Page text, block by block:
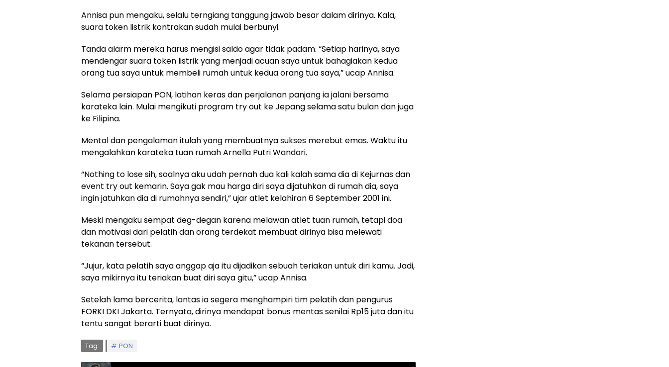
Annisa pun mengaku, selalu terngiang tanggung jawab besar dalam dirinya. Kala,
suara token listrik kontrakan sudah mulai berbunyi.
Tanda alarm mereka harus mengisi saldo agar tidak padam. “Setiap harinya, saya
mendengar suara token listrik yang menjadi acuan saya untuk bahagiakan kedua
orang tua saya untuk membeli rumah untuk kedua orang tua saya,” ucap Annisa.
Selama persiapan PON, latihan keras dan perjalanan panjang ia jalani bersama
karateka lain. Mulai mengikuti program try out ke Jepang selama satu bulan dan juga
ke Filipina.
Mental dan pengalaman itulah yang membuatnya sukses merebut emas. Waktu itu
mengalahkan karateka tuan rumah Arnella Putri Wandari.
“Nothing to lose sih, soalnya aku udah pernah dua kali kalah sama dia di Kejurnas dan
event try out kemarin. Saya gak mau harga diri saya dijatuhkan di rumah dia, saya
ingin jatuhkan dia di rumahnya sendiri,” ujar atlet kelahiran 6 September 2001 ini.
Meski mengaku sempat deg-degan karena melawan atlet tuan rumah, tetapi doa
dan motivasi dari pelatih dan orang terdekat membuat dirinya bisa melewati
tekanan tersebut.
“Jujur, kata pelatih saya anggap aja itu dijadikan sebuah teriakan untuk diri kamu. Jadi,
saya mikirnya itu teriakan buat diri saya gitu,” ucap Annisa.
Setelah lama bercerita, lantas ia segera menghampiri tim pelatih dan pengurus
FORKI DKI Jakarta. Ternyata, dirinya mendapat bonus mentas senilai Rp15 juta dan itu
tentu sangat berarti buat dirinya.
Tag: PON